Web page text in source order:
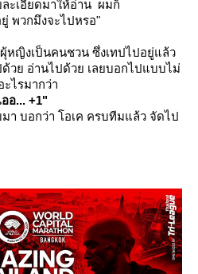
ะเอียดมาให้อ่าน ผมก็
พวกมึงจะไปหรอ"
หญิงเป็นคนชวน ซึ่งเทปไปอยู่แล้ว
วย อ่านไปด้วย เลยบอกไปแบบไม่
ะไรมากว่า
ออ... +1"
า บอกว่า โอเค ครบทีมแล้ว จัดไป